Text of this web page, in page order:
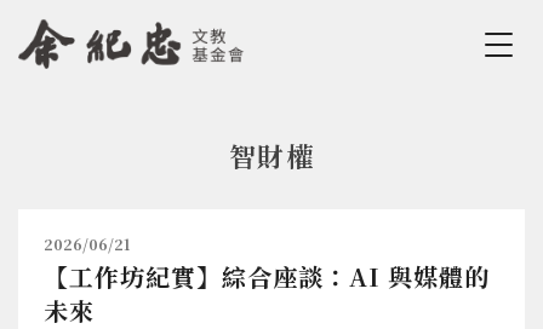
Jump to Navigation
Jump to Main content
智財權
2026/06/21
【工作坊紀實】綜合座談：AI 與媒體的
未來